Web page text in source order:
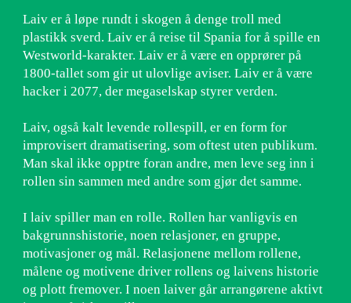
Laiv er å løpe rundt i skogen å denge troll med
plastikk sverd. Laiv er å reise til Spania for å spille en
Westworld-karakter. Laiv er å være en opprører på
1800-tallet som gir ut ulovlige aviser. Laiv er å være
hacker i 2077, der megaselskap styrer verden.
Laiv, også kalt levende rollespill, er en form for
improvisert dramatisering, som oftest uten publikum.
Man skal ikke opptre foran andre, men leve seg inn i
rollen sin sammen med andre som gjør det samme.
I laiv spiller man en rolle. Rollen har vanligvis en
bakgrunnshistorie, noen relasjoner, en gruppe,
motivasjoner og mål. Relasjonene mellom rollene,
målene og motivene driver rollens og laivens historie
og plott fremover. I noen laiver går arrangørene aktivt